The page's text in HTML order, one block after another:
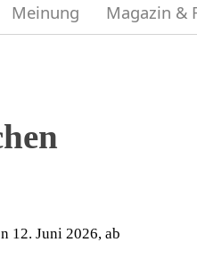
Meinung Magazin &
12. Juni 2026, ab